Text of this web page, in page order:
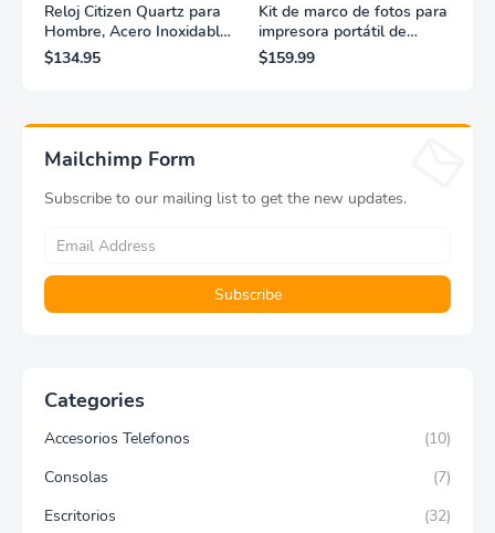
Reloj Citizen Quartz para
Hombre, Acero Inoxidable,
Clásico, Dorado
$134.95
Kit de marco de fotos para
impresora portátil de
fotografías y vídeos
Lifeprint 3x4,5 (blanca)
$159.99
Mailchimp Form
Subscribe to our mailing list to get the new updates.
Categories
Accesorios Telefonos
(10)
Consolas
(7)
Escritorios
(32)